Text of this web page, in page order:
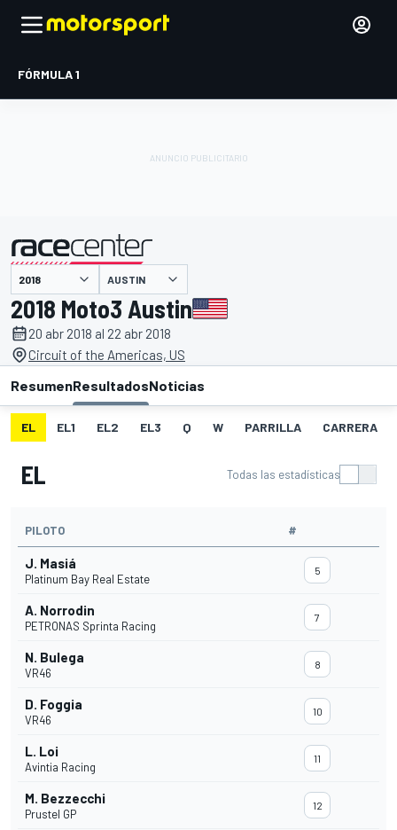
FÓRMULA 1
presentado por AUSTIN
2018 Moto3 Austin
20 abr 2018 al 22 abr 2018
Circuit of the Americas, US
ResumenResultadosNoticias
EL EL1 EL2 EL3 Q W PARRILLA CARRERA
EL Todas las estadísticas
PILOTO #
J. Masiá
Platinum Bay Real Estate
5
A. Norrodin
PETRONAS Sprinta Racing
7
N. Bulega
VR46
8
D. Foggia
VR46
10
L. Loi
Avintia Racing
11
M. Bezzecchi
Prustel GP
12